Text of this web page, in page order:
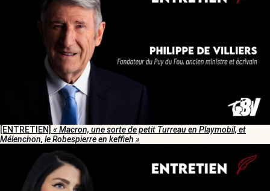
[ENTRETIEN] « Macron, une sorte de petit Turreau en Playmobil, et
Mélenchon, le Robespierre en keffieh »